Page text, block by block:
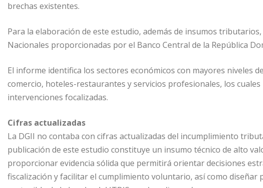
brechas existentes.
Para la elaboración de este estudio, además de insumos
Nacionales proporcionadas por el Banco Central de la República
El informe identifica los sectores económicos con mayores niveles
comercio, hoteles-restaurantes y servicios profesionales, los
intervenciones focalizadas.
Cifras actualizadas
La DGII no contaba con cifras actualizadas del incumplimiento
publicación de este estudio constituye un insumo técnico de alto
proporcionar evidencia sólida que permitirá orientar decisiones
fiscalización y facilitar el cumplimiento voluntario, así como diseñar